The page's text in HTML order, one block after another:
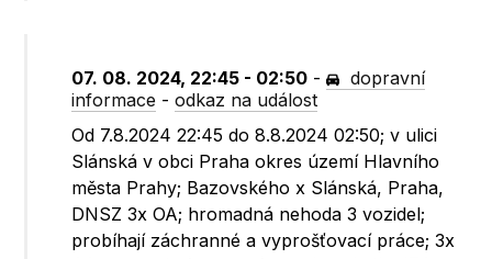
07. 08. 2024, 22:45 - 02:50 -
dopravní
informace -odkaz na událost
Od 7.8.2024 22:45 do 8.8.2024 02:50; v ulici
Slánská v obci Praha okres území Hlavního
města Prahy; Bazovského x Slánská, Praha,
DNSZ 3x OA; hromadná nehoda 3 vozidel;
probíhají záchranné a vyprošťovací práce; 3x